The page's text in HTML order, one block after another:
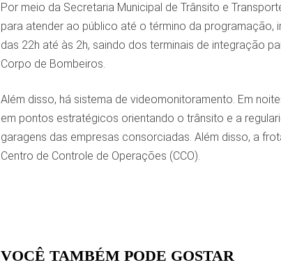
Por meio da Secretaria Municipal de Trânsito e
para atender ao público até o término da
das 22h até às 2h, saindo dos terminais de integração
Corpo de Bombeiros.
Além disso, há sistema de videomonitoramento. Em
em pontos estratégicos orientando o trânsito e a
garagens das empresas consorciadas. Além disso, a
Centro de Controle de Operações (CCO).
VOCÊ TAMBÉM PODE GOSTAR